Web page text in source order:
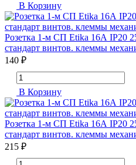
В Корзину
Розетка 1-м СП Etika 16А IP20
стандарт винтов. клеммы
140 ₽
В Корзину
Розетка 1-м СП Etika 16А IP20
стандарт винтов. клеммы
215 ₽